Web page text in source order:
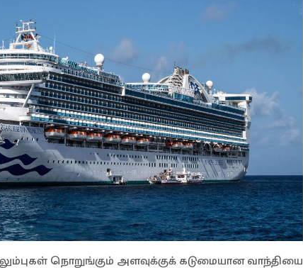
நொறுங்கும் அளவுக்குக் கடுமையான வாந்தியை